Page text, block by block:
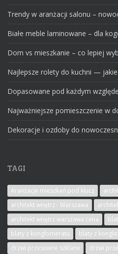
Trendy w aranżacji salonu –
Białe meble laminowane – dla
Dom vs mieszkanie – co lepiej
Najlepsze rolety do kuchni —
Dopasowane pod każdym
Najważniejsze pomieszczenie w
Dekoracje i ozdoby do
TAGI
Aranżacje mieszkań pod klucz
architekt wnętrz - Warszawa
architekt wnętrz warszawa cena
blaty z konglomeratu
blaty z
drzwi przesuwne szklane
drzwi